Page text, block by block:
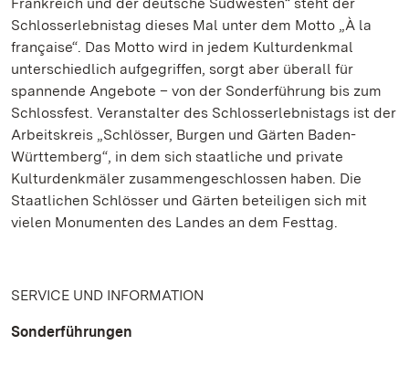
Schlosserlebnistag dieses Mal unter dem Motto „À la
française“. Das Motto wird in jedem Kulturdenkmal
unterschiedlich aufgegriffen, sorgt aber überall für
spannende Angebote – von der Sonderführung bis zum
Schlossfest. Veranstalter des Schlosserlebnistags ist der
Arbeitskreis „Schlösser, Burgen und Gärten Baden-
Württemberg“, in dem sich staatliche und private
Kulturdenkmäler zusammengeschlossen haben. Die
Staatlichen Schlösser und Gärten beteiligen sich mit
vielen Monumenten des Landes an dem Festtag.
SERVICE UND INFORMATION
Sonderführungen